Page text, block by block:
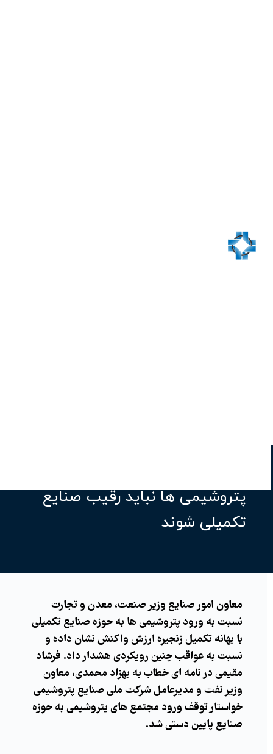
پتروشیمی ها نباید رقیب صنایع
تکمیلی شوند
معاون امور صنایع وزیر صنعت، معدن و تجارت
نسبت به ورود پتروشیمی ها به حوزه صنایع تکمیلی
با بهانه تکمیل زنجیره ارزش واکنش نشان داده و
نسبت به عواقب چنین رویکردی هشدار داد. فرشاد
مقیمی در نامه ای خطاب به بهزاد محمدی، معاون
وزیر نفت و مدیرعامل شرکت ملی صنایع پتروشیمی
خواستار توقف ورود مجتمع های پتروشیمی به حوزه
صنایع پایین دستی شد.